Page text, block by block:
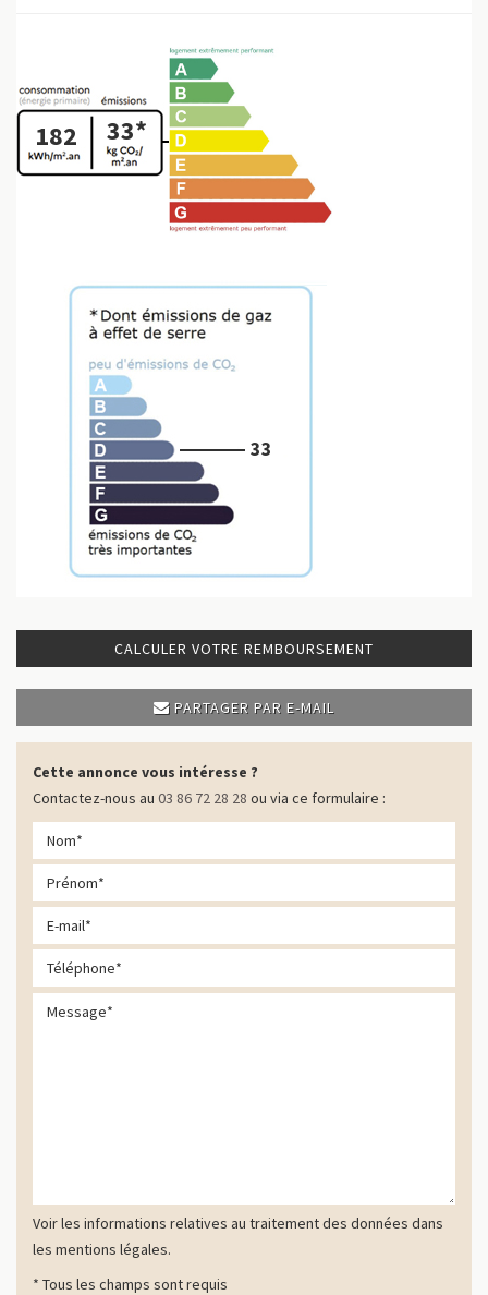
182 33*
33
CALCULER VOTRE REMBOURSEMENT
PARTAGER PAR E-MAIL
Cette annonce vous intéresse ?
Contactez-nous au 03 86 72 28 28 ou via ce formulaire :
Voir les informations relatives au traitement des données dans
les mentions légales.
* Tous les champs sont requis